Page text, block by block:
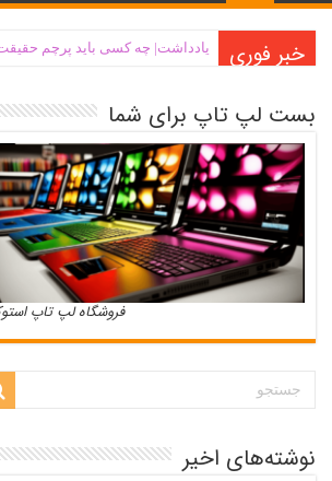
خبر فوری یادداشت| ‌چه کسی باید پرچم
بست لپ تاپ برای شما
فروشگاه لپ تاپ
نوشته‌های اخیر